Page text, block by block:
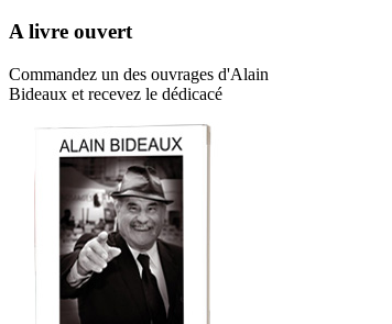
A livre ouvert
Commandez un des ouvrages d'Alain
Bideaux et recevez le dédicacé